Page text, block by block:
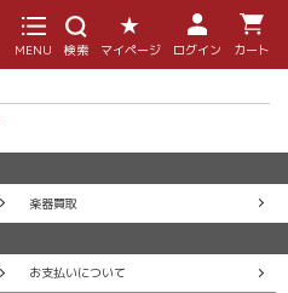
MENU 検索 マイページ ログイン カート
楽器買取
お支払いについて